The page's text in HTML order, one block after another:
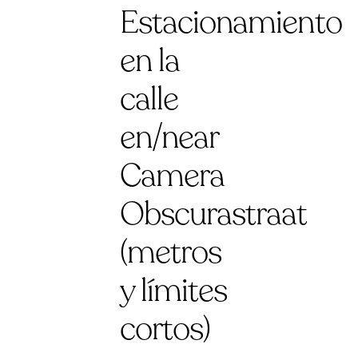
Estacionamiento
en la
calle
en/near
Camera
Obscurastraat
(metros
y límites
cortos)